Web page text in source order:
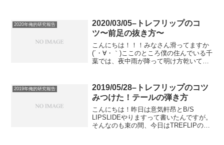
2020年俺的研究報告
2020/03/05–トレフリップのコ
ツ〜前足の抜き方〜
こんにちは！！！みなさん滑ってますか
(´・∀・｀)ここのところ僕の住んでいる千
葉では、夜中雨が降って明け方乾いて、
いです(´・∀・｀)そして、田舎あるある？
か知りません...
2019年俺的研究報告
2019/05/28–トレフリップのコツ
みつけた！テールの弾き方
こんにちは！昨日は意気軒昂とB/S
LIPSLIDEやりますって書いたんですが。
そんなのも束の間、今日はTREFLIPの今